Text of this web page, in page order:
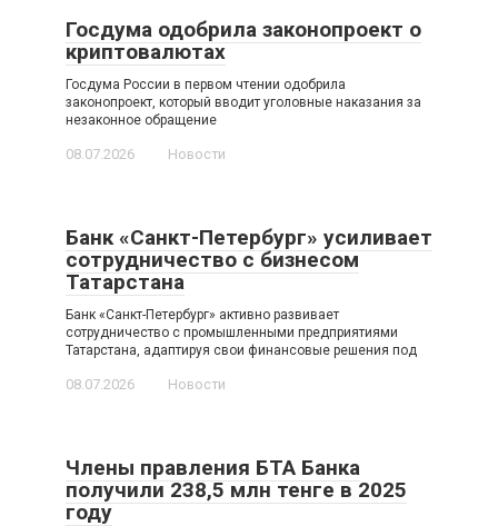
Госдума одобрила законопроект о
криптовалютах
Госдума России в первом чтении одобрила
законопроект, который вводит уголовные наказания за
незаконное обращение
08.07.2026 Новости
Банк «Санкт-Петербург» усиливает
сотрудничество с бизнесом
Татарстана
Банк «Санкт-Петербург» активно развивает
сотрудничество с промышленными предприятиями
Татарстана, адаптируя свои финансовые решения под
08.07.2026 Новости
Члены правления БТА Банка
получили 238,5 млн тенге в 2025
году